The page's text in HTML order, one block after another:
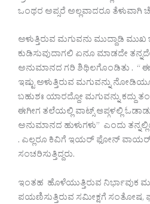
ಒಂಥರ ಅಪ್ಸರೆ ಅಲ್ಲವಾದರೂ ತೆಳುವಾಗಿ
ಅಳುತ್ತಿರುವ ಮಗುವನು ಮುದ್ದಾಡಿ ಮುಖ
ಕುಡಿಸುವುದಾಗಲಿ ಏನೂ ಮಾಡದೇ
ಅನುಮಾನದ ಗರಿ ಶಿಥಿಲಗೊಂಡಿತು . “ ಈ
ಇಷ್ಟು ಅಳುತ್ತಿರುವ ಮಗುವನ್ನು
ಬಹುಶಃ ಯಾರದ್ದೋ ಮಗುವನ್ನು ಕದ್ದು
ಈಗೀಗ ತಲೆಯಲ್ಲಿ ವಾಟ್ಸ್ ಆಪ್ಗಳಲ್ಲಿ
ಅನುಮಾನದ ಹುಳುಗಳು” ಎಂದು
. ಎಲ್ಲರೂ ಕಿವಿಗೆ ಇಯರ್ ಫೋನ್ ವಾಯರ್
ಸಂಚರಿಸುತ್ತಿದ್ದರು.
ಇಂತಹ ಹೊಳೆಯುತ್ತಿರುವ ನಿರ್ಭಾವುಕ
ಪಯಣಿಸುತ್ತಿರುವ ಸಮೀಕ್ಷಗೆ